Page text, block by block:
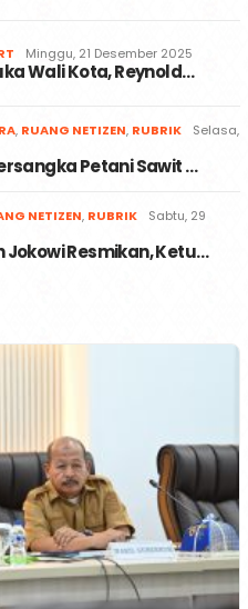
Minggu, 21 Desember 2025
Wali Kota, Reynold…
, RUANG NETIZEN, RUBRIK
Selasa,
Petani Sawit …
NETIZEN, RUBRIK
Sabtu, 29
Jokowi Resmikan, Ketu…